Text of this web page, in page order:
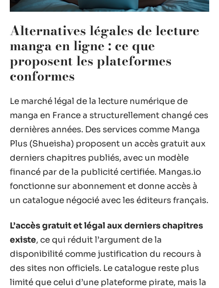
Alternatives légales de lecture
manga en ligne : ce que
proposent les plateformes
conformes
Le marché légal de la lecture numérique de
manga en France a structurellement changé ces
dernières années. Des services comme Manga
Plus (Shueisha) proposent un accès gratuit aux
derniers chapitres publiés, avec un modèle
financé par de la publicité certifiée. Mangas.io
fonctionne sur abonnement et donne accès à
un catalogue négocié avec les éditeurs français.
L’accès gratuit et légal aux derniers chapitres
existe, ce qui réduit l’argument de la
disponibilité comme justification du recours à
des sites non officiels. Le catalogue reste plus
limité que celui d’une plateforme pirate, mais la